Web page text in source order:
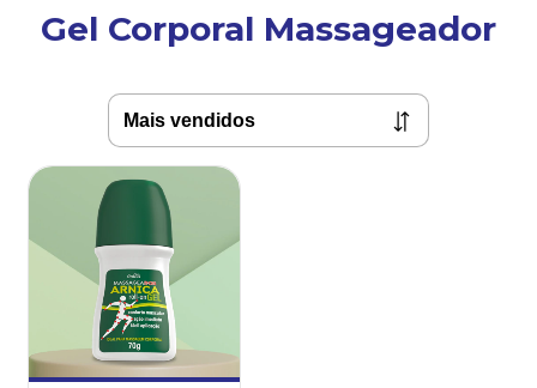
Gel Corporal Massageador